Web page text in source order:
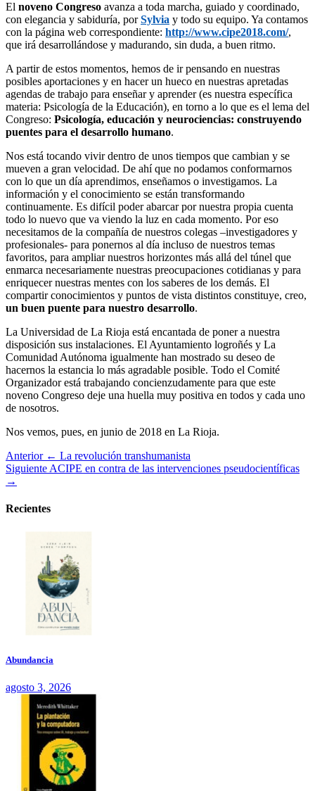
El noveno Congreso avanza a toda marcha, guiado y coordinado,
con elegancia y sabiduría, porSylvia y todo su equipo. Ya contamos
con la página web correspondiente: http://www.cipe2018.com/,
que irá desarrollándose y madurando, sin duda, a buen ritmo.
A partir de estos momentos, hemos de ir pensando en nuestras
posibles aportaciones y en hacer un hueco en nuestras apretadas
agendas de trabajo para enseñar y aprender (es nuestra específica
materia: Psicología de la Educación), en torno a lo que es el lema del
Congreso: Psicología, educación y neurociencias: construyendo
puentes para el desarrollo humano.
Nos está tocando vivir dentro de unos tiempos que cambian y se
mueven a gran velocidad. De ahí que no podamos conformarnos
con lo que un día aprendimos, enseñamos o investigamos. La
información y el conocimiento se están transformando
continuamente. Es difícil poder abarcar por nuestra propia cuenta
todo lo nuevo que va viendo la luz en cada momento. Por eso
necesitamos de la compañía de nuestros colegas –investigadores y
profesionales- para ponernos al día incluso de nuestros temas
favoritos, para ampliar nuestros horizontes más allá del túnel que
enmarca necesariamente nuestras preocupaciones cotidianas y para
enriquecer nuestras mentes con los saberes de los demás. El
compartir conocimientos y puntos de vista distintos constituye, creo,
un buen puente para nuestro desarrollo.
La Universidad de La Rioja está encantada de poner a nuestra
disposición sus instalaciones. El Ayuntamiento logroñés y La
Comunidad Autónoma igualmente han mostrado su deseo de
hacernos la estancia lo más agradable posible. Todo el Comité
Organizador está trabajando concienzudamente para que este
noveno Congreso deje una huella muy positiva en todos y cada uno
de nosotros.
Nos vemos, pues, en junio de 2018 en La Rioja.
Anterior ← La revolución transhumanista
Siguiente ACIPE en contra de las intervenciones pseudocientíficas
→
Recientes
Abundancia
agosto 3, 2026